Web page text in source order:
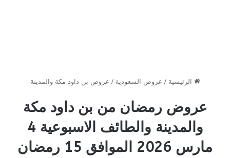
الرئيسية / عروض السعودية / عروض بن داود مكة والمدينة
عروض رمضان من بن داود مكة
والمدينة والطائف الاسبوعية 4
مارس 2026 الموافق 15 رمضان